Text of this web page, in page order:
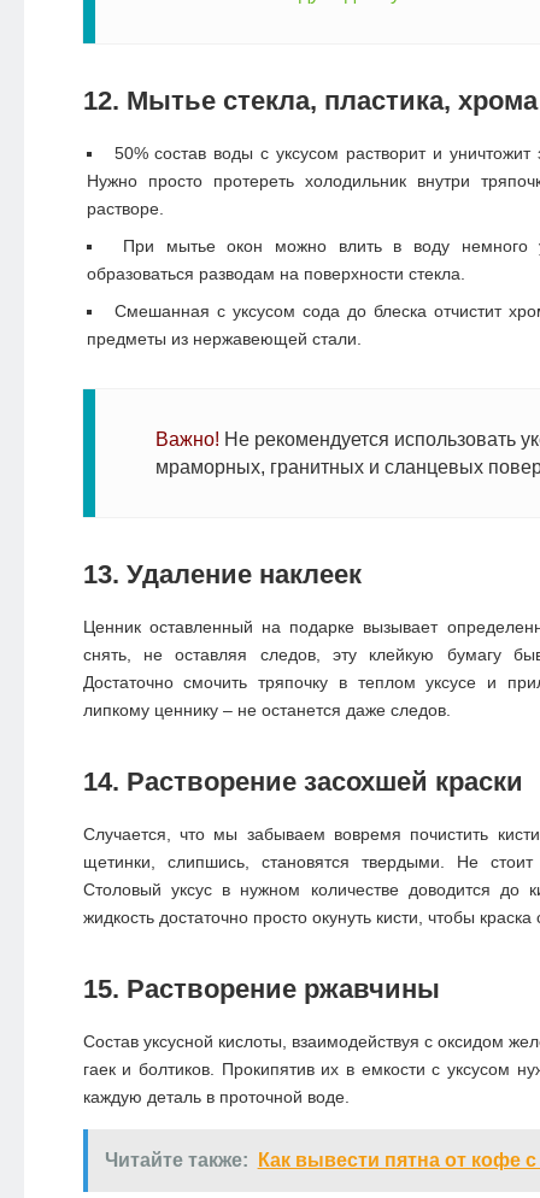
12. Мытье стекла, пластика, хрома
50% состав воды с уксусом растворит и уничтожит
Нужно просто протереть холодильник внутри
растворе.
При мытье окон можно влить в воду немного
образоваться разводам на поверхности стекла.
Смешанная с уксусом сода до блеска отчистит
предметы из нержавеющей стали.
Важно! Не рекомендуется использовать
мраморных, гранитных и сланцевых
13. Удаление наклеек
Ценник оставленный на подарке вызывает
снять, не оставляя следов, эту клейкую бумагу
Достаточно смочить тряпочку в теплом уксусе и
липкому ценнику – не останется даже следов.
14. Растворение засохшей краски
Случается, что мы забываем вовремя почистить
щетинки, слипшись, становятся твердыми. Не стоит
Столовый уксус в нужном количестве доводится до
жидкость достаточно просто окунуть кисти, чтобы
15. Растворение ржавчины
Состав уксусной кислоты, взаимодействуя с оксидом
гаек и болтиков. Прокипятив их в емкости с уксусом
каждую деталь в проточной воде.
Читайте также: Как вывести пятна от кофе